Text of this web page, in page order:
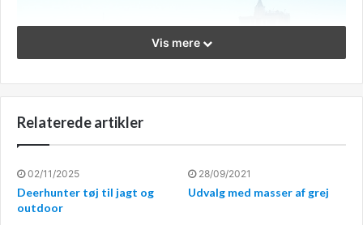
Vis mere
Relaterede artikler
02/11/2025
Deerhunter tøj til jagt og
outdoor
28/09/2021
Udvalg med masser af grej